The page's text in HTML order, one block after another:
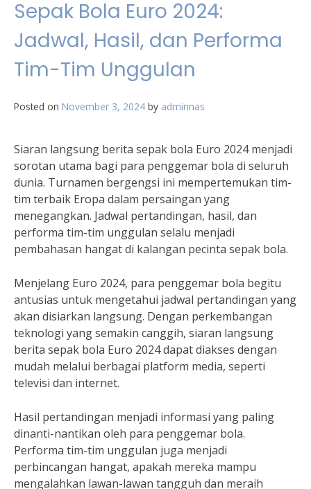
Sepak Bola Euro 2024:
Jadwal, Hasil, dan Performa
Tim-Tim Unggulan
Posted on November 3, 2024 by adminnas
Siaran langsung berita sepak bola Euro 2024 menjadi
sorotan utama bagi para penggemar bola di seluruh
dunia. Turnamen bergengsi ini mempertemukan tim-
tim terbaik Eropa dalam persaingan yang
menegangkan. Jadwal pertandingan, hasil, dan
performa tim-tim unggulan selalu menjadi
pembahasan hangat di kalangan pecinta sepak bola.
Menjelang Euro 2024, para penggemar bola begitu
antusias untuk mengetahui jadwal pertandingan yang
akan disiarkan langsung. Dengan perkembangan
teknologi yang semakin canggih, siaran langsung
berita sepak bola Euro 2024 dapat diakses dengan
mudah melalui berbagai platform media, seperti
televisi dan internet.
Hasil pertandingan menjadi informasi yang paling
dinanti-nantikan oleh para penggemar bola.
Performa tim-tim unggulan juga menjadi
perbincangan hangat, apakah mereka mampu
mengalahkan lawan-lawan tangguh dan meraih